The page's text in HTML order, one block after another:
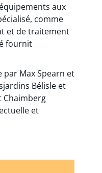
aux
comme
et de traitement
fournit
par Max Spearn et
Bélisle et
Chaimberg
et